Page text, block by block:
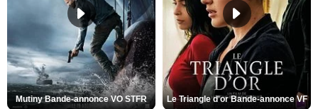
Mutiny Bande-annonce VO STFR Le Triangle d'or Bande-annonce VF